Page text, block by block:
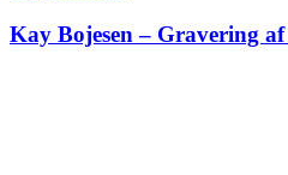
Kay Bojesen – Gravering af